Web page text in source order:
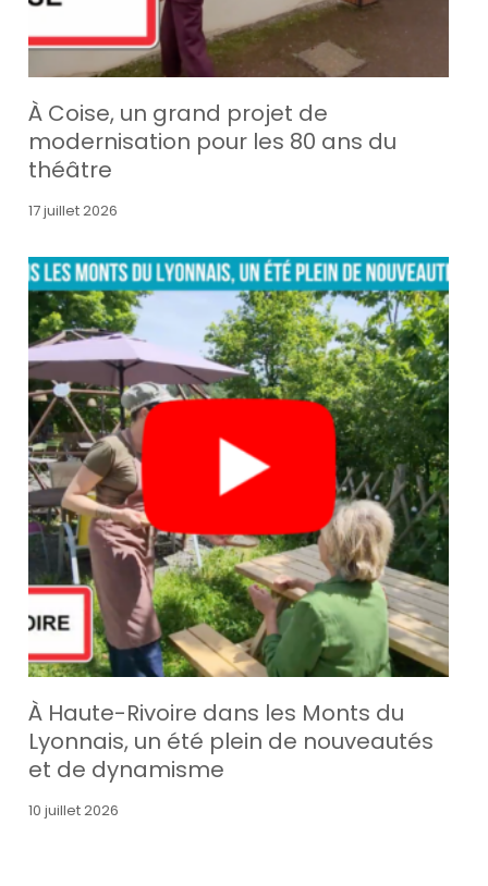
À Coise, un grand projet de
modernisation pour les 80 ans du
théâtre
17 juillet 2026
À Haute-Rivoire dans les Monts du
Lyonnais, un été plein de nouveautés
et de dynamisme
10 juillet 2026